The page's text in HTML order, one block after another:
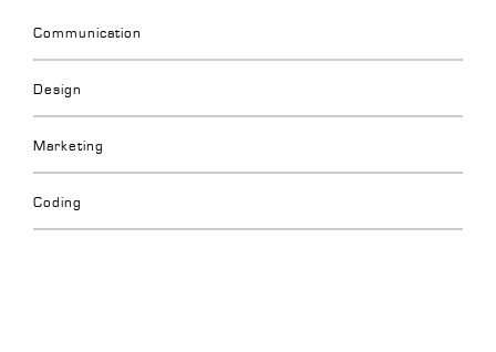
Communication
Design
Marketing
Coding